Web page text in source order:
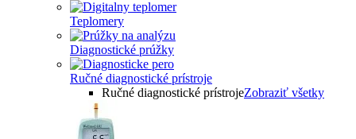
Teplomery
Diagnostické prúžky
Ručné diagnostické prístroje
Ručné diagnostické prístrojeZobraziť všetky